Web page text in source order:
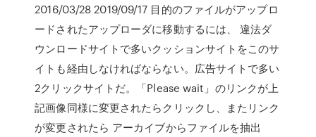
2016/03/28 2019/09/17 目的のファイルがアップロ
ードされたアップローダに移動するには、 違法ダ
ウンロードサイトで多いクッションサイトをこのサ
イトも経由しなければならない。広告サイトで多い
2クリックサイトだ。「Please wait」のリンクが上
記画像同様に変更されたらクリックし、またリンク
が変更されたら アーカイブからファイルを抽出